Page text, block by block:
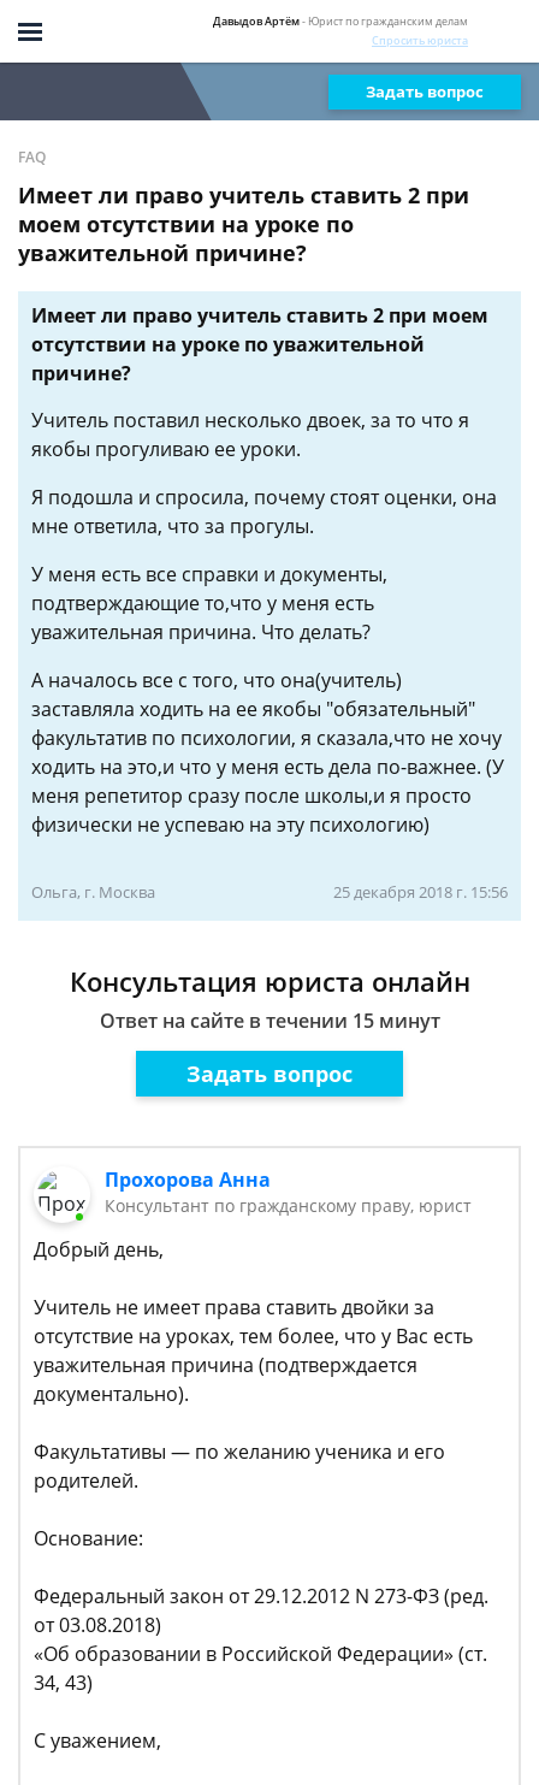
Давыдов Артём- Юрист по гражданским делам
Спросить юриста
Задать вопрос
FAQ
Имеет ли право учитель ставить 2 при
моем отсутствии на уроке по
уважительной причине?
Имеет ли право учитель ставить 2 при моем
отсутствии на уроке по уважительной
причине?
Учитель поставил несколько двоек, за то что я
якобы прогуливаю ее уроки.
Я подошла и спросила, почему стоят оценки, она
мне ответила, что за прогулы.
У меня есть все справки и документы,
подтверждающие то,что у меня есть
уважительная причина. Что делать?
А началось все с того, что она(учитель)
заставляла ходить на ее якобы "обязательный"
факультатив по психологии, я сказала,что не хочу
ходить на это,и что у меня есть дела по-важнее. (У
меня репетитор сразу после школы,и я просто
физически не успеваю на эту психологию)
Ольга, г. Москва 25 декабря 2018 г. 15:56
Консультация юриста онлайн
Ответ на сайте в течении 15 минут
Задать вопрос
Прохорова Анна
Консультант по гражданскому праву, юрист
Добрый день,
Учитель не имеет права ставить двойки за
отсутствие на уроках, тем более, что у Вас есть
уважительная причина (подтверждается
документально).
Факультативы — по желанию ученика и его
родителей.
Основание:
Федеральный закон от 29.12.2012 N 273-ФЗ (ред.
от 03.08.2018)
«Об образовании в Российской Федерации» (ст.
34, 43)
С уважением,